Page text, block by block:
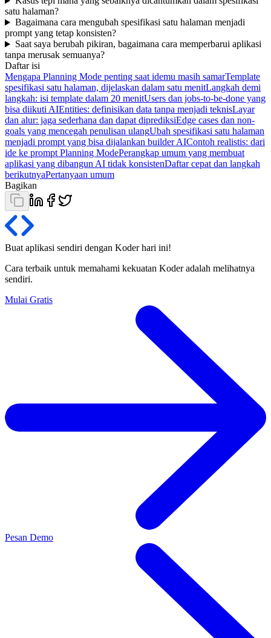
satu halaman?
Bagaimana cara mengubah spesifikasi satu halaman menjadi
prompt yang tetap konsisten?
Saat saya berubah pikiran, bagaimana cara memperbarui aplikasi
tanpa merusak semuanya?
Daftar isi
Mengapa Planning Mode penting saat idemu masih samarTemplate
spesifikasi satu halaman, dijelaskan dalam satu menitLangkah demi
langkah: isi template dalam 20 menitUsers dan jobs-to-be-done yang
bisa diikuti AIEntities: definisikan data tanpa menjadi teknisLayar
dan alur: jaga sederhana dan dapat diprediksiEdge cases dan non-
goals yang mencegah penulisan ulangUbah spesifikasi satu halaman
menjadi prompt yang bisa dijalankan builder AIContoh realistis: dari
ide ke prompt Planning ModePerangkap umum yang membuat
aplikasi yang dibangun AI tidak konsistenDaftar cepat dan langkah
berikutnyaPertanyaan umum
Bagikan
Buat aplikasi sendiri dengan Koder hari ini!
Cara terbaik untuk memahami kekuatan Koder adalah melihatnya
sendiri.
Mulai Gratis
Pesan Demo